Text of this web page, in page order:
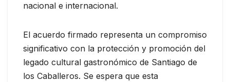
nacional e internacional.
El acuerdo firmado representa un compromiso
significativo con la protección y promoción del
legado cultural gastronómico de Santiago de
los Caballeros. Se espera que esta